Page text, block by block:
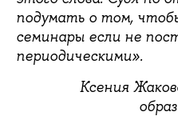
подумать о том,
семинары если не
периодическими».
Ксения